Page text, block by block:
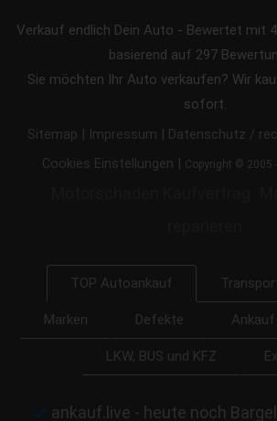
Verkauf endlich Dein Auto - Bewertet mit
basierend auf 297
Sie möchten Ihr Auto verkaufen? Wir
sofort.
Sitemap | Impressum | Datenschutz /
Cookies Einstellungen | Copyright © 2005
TOP Autoankauf
Marken Defekte
LKW, BUS und KFZ
ankauf.live - heute noch